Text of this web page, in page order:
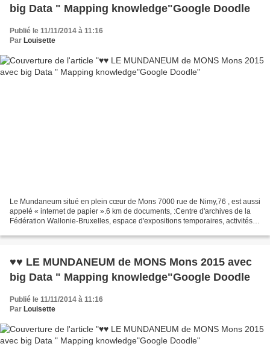
big Data " Mapping knowledge"Google Doodle
Publié le 11/11/2014 à 11:16
Par Louisette
Le Mundaneum situé en plein cœur de Mons 7000 rue de Nimy,76 , est aussi
appelé « internet de papier ».6 km de documents, :Centre d'archives de la
Fédération Wallonie-Bruxelles, espace d'expositions temporaires, activités
♥♥ LE MUNDANEUM de MONS Mons 2015 avec
big Data " Mapping knowledge"Google Doodle
Publié le 11/11/2014 à 11:16
Par Louisette